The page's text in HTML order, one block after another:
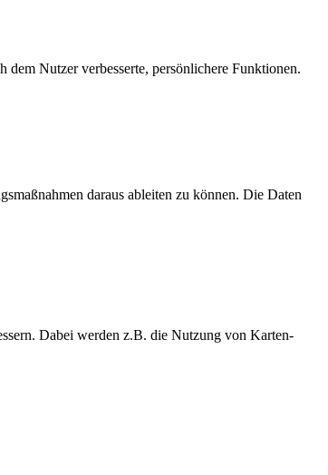
Nutzer verbesserte, persönlichere Funktionen.
daraus ableiten zu können. Die Daten
Dabei werden z.B. die Nutzung von Karten-